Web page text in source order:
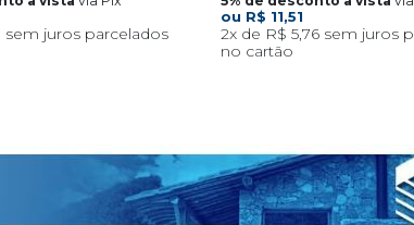
R$ 11,51
2x R$ 5,76